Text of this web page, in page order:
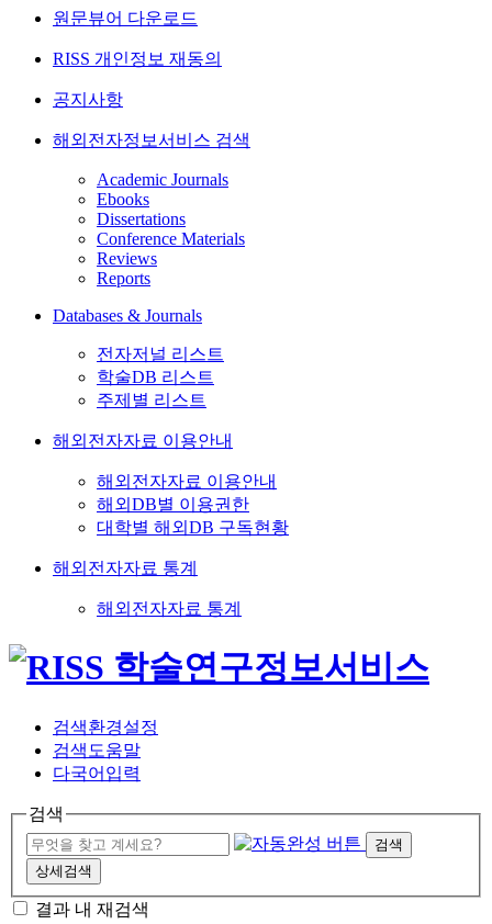
원문뷰어 다운로드
RISS 개인정보 재동의
공지사항
해외전자정보서비스 검색
Academic Journals
Ebooks
Dissertations
Conference Materials
Reviews
Reports
Databases & Journals
전자저널 리스트
학술DB 리스트
주제별 리스트
해외전자자료 이용안내
해외전자자료 이용안내
해외DB별 이용권한
대학별 해외DB 구독현황
해외전자자료 통계
해외전자자료 통계
검색환경설정
검색도움말
다국어입력
검색
검색
상세검색
결과 내 재검색